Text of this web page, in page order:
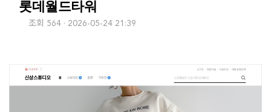
롯데월드타워
조회 564 2026-05-24 21:39